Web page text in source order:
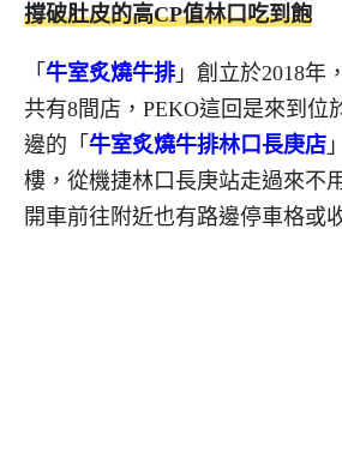
撐破肚皮的高CP值林口吃到飽
「 牛室炙燒牛排 」創立於2018年
共有8間店，PEKO這回是來到位
邊的「 牛室炙燒牛排林口長庚店
樓，從機捷林口長庚站走過來不
開車前往附近也有路邊停車格或